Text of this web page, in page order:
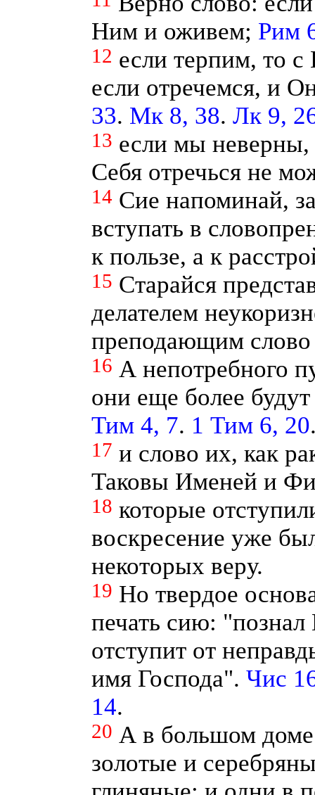
Ним и оживем; Рим
12 если терпим, то
если отречемся, и
33. Мк 8, 38. Лк 9,
13 если мы
Себя отречься не
14 Сие напоминай,
вступать в
к пользе, а к
15 Старайся
делателем
преподающим
16 А непотребного
они еще более
Тим 4, 7. 1 Тим 6, 20
17 и слово их, как
Таковы Именей и
18 которые
воскресение уже
некоторых веру.
19 Но твердое
печать сию:
отступит от
имя Господа". Чис
14.
20 А в большом доме
золотые и